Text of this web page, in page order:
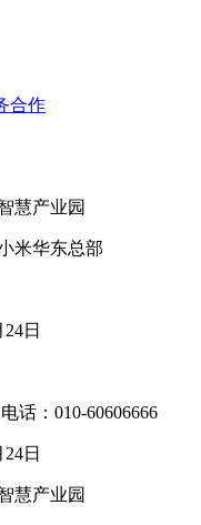
合作
慧产业园
米华东总部
日
话：010-60606666
日
慧产业园